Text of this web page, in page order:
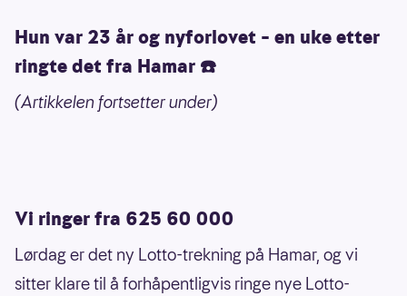
Hun var 23 år og nyforlovet – en uke etter
ringte det fra Hamar ☎️
(Artikkelen fortsetter under)
Vi ringer fra 625 60 000
Lørdag er det ny Lotto-trekning på Hamar, og vi
sitter klare til å forhåpentligvis ringe nye Lotto-